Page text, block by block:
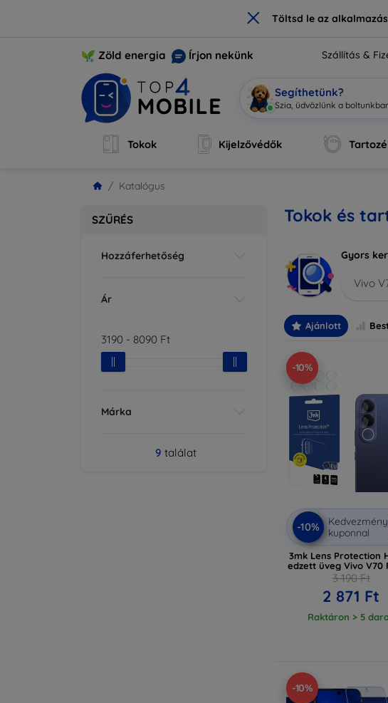
× Töltsd le az
Zöld energia Írjon nekünk Szállítás &
Segíthetünk?
|
Tokok Kijelzővédők
Katalógus
SZŰRÉS
Hozzáferhetőség
Ár
3190 - 8090 Ft
Márka
9 találat
Tokok és
Gyors
Vivo
Ajánlott
-10%
-10%
Kedvezmény
kuponnal
3mk Lens Protection
edzett üveg Vivo V70
3 190 Ft
2 871 Ft
Raktáron > 5
-10%